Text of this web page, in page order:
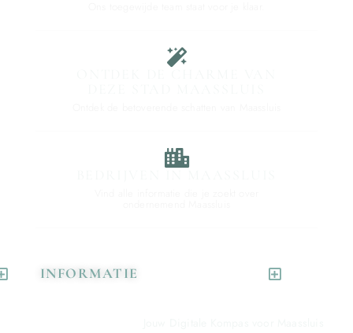
INFORMATIE